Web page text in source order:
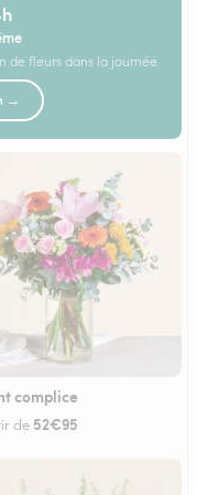
de fleurs dans la journée
→
complice
de 52€95